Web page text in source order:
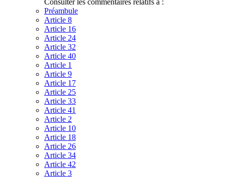
Consulter les commentaires relatifs à :
Préambule
Article 8
Article 16
Article 24
Article 32
Article 40
Article 1
Article 9
Article 17
Article 25
Article 33
Article 41
Article 2
Article 10
Article 18
Article 26
Article 34
Article 42
Article 3